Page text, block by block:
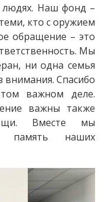
людях. Наш фонд –
кто с оружием
обращение – это
Мы
ни одна семья
внимания. Спасибо
важном деле.
важны также
Вместе мы
память наших